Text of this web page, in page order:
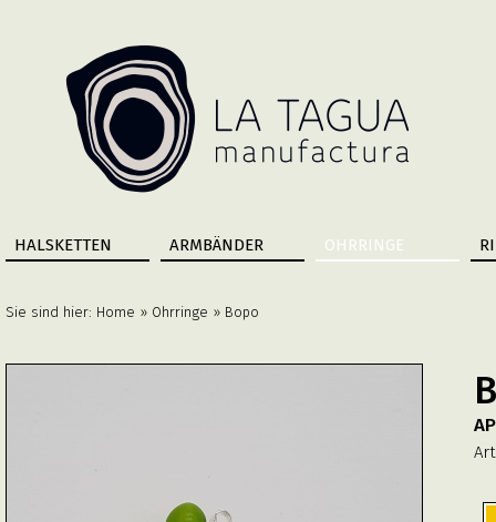
HALSKETTEN ARMBÄNDER OHRRINGE
Sie sind hier: Home » Ohrringe » Bopo